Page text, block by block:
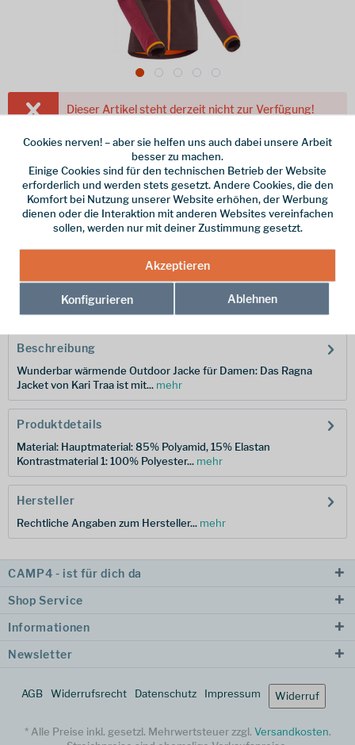
Dieser Artikel steht derzeit nicht zur Verfügung!
149,95 € *
inkl. MwSt. / Versandkostenfrei!
Farbe
Größe
Hersteller-Nr.:
Beschreibung
Wunderbar wärmende Outdoor Jacke für Damen: Das Ragna
Jacket von Kari Traa ist mit... mehr
Produktdetails
Material: Hauptmaterial: 85% Polyamid, 15% Elastan
Kontrastmaterial 1: 100% Polyester... mehr
Hersteller
Rechtliche Angaben zum Hersteller... mehr
CAMP4 - ist für dich da
Shop Service
Informationen
Newsletter
AGB Widerrufsrecht Datenschutz Impressum Widerruf
* Alle Preise inkl. gesetzl. Mehrwertsteuer zzgl. Versandkosten.
Cookies nerven! – aber sie helfen uns auch dabei unsere Arbeit
besser zu machen.
Einige Cookies sind für den technischen Betrieb der Website
erforderlich und werden stets gesetzt. Andere Cookies, die den
Komfort bei Nutzung unserer Website erhöhen, der Werbung
dienen oder die Interaktion mit anderen Websites vereinfachen
sollen, werden nur mit deiner Zustimmung gesetzt.
Akzeptieren
Konfigurieren Ablehnen